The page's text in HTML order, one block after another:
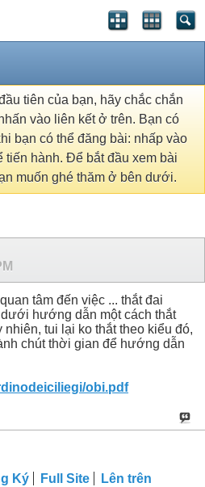
tiên của bạn, hãy chắc chắn
vào liên kết ở trên. Bạn có
bạn có thể đăng bài: nhấp vào
tiến hành. Để bắt đầu xem bài
muốn ghé thăm ở bên dưới.
tâm đến việc ... thắt đai
hướng dẫn một cách thắt
nhiên, tui lại ko thắt theo kiểu đó,
chút thời gian để hướng dẫn
obi.pdf
Ký Full Site Lên trên